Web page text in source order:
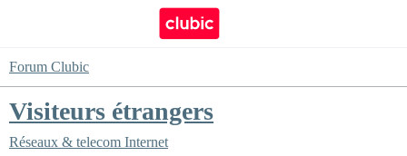
Forum Clubic
Visiteurs étrangers
Réseaux & telecom Internet